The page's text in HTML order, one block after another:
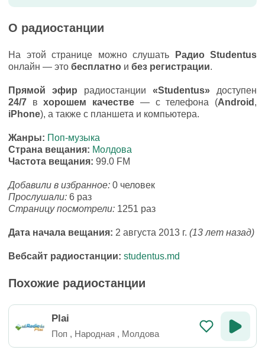
О радиостанции
На этой странице можно слушать
Радио Studentus
онлайн — это бесплатно и без регистрации.
Прямой эфир радиостанции «Studentus» доступен
24/7 вхорошем качестве — с телефона (Android ,
iPhone), а также с планшета и компьютера.
Жанры: Поп-музыка
Страна вещания: Молдова
Частота вещания: 99.0 FM
Добавили в избранное: 0 человек
Прослушали: 6 раз
Страницу посмотрели: 1251 раз
Дата начала вещания: 2 августа 2013 г. (13 лет назад)
Вебсайт радиостанции: studentus.md
Похожие радиостанции
Plai
Поп , Народная , Молдова